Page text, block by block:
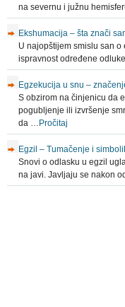
na severnu i južnu
Ekshumacija – šta znači
U najopštijem smislu san
ispravnost određene
Egzekucija u snu –
S obzirom na činjenicu da
pogubljenje ili izvršenje
da …Pročitaj
Egzil – Tumačenje i
Snovi o odlasku u egzil
na javi. Javljaju se nakon